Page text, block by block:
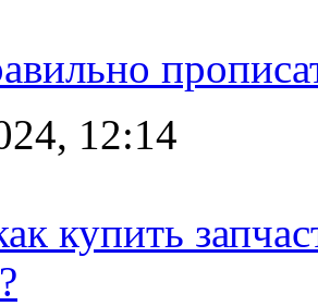
12:14
купить